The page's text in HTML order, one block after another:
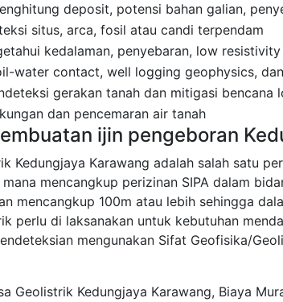
deposit, potensi bahan galian,
situs, arca, fosil atau candi terpendam
kedalaman, penyebaran, low resistivity
water contact, well logging geophysics,
gerakan tanah dan mitigasi bencana
dan pencemaran air tanah
ijin pengeboran
Kedungjaya Karawang adalah salah satu
mencangkup perizinan SIPA dalam
mencangkup 100m atau lebih sehingga
perlu di laksanakan untuk kebutuhan
mengunakan Sifat Geofisika/
Geolistrik Kedungjaya Karawang, Biaya